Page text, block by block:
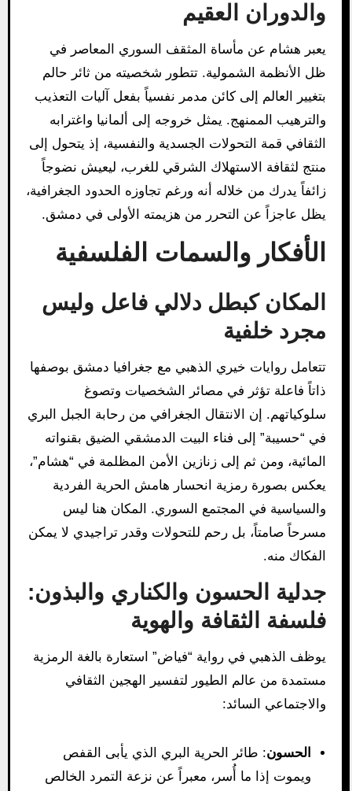
والدوران العقيم
يعبر هشام عن مأساة المثقف السوري المعاصر في
ظل الأنظمة الشمولية. تتطور شخصيته من ثائر حالم
بتغيير العالم إلى كائن مدمر نفسياً بفعل آليات التعذيب
والترهيب الممنهج. يمثل خروجه إلى ألمانيا واغترابه
الثقافي قمة التحولات الجسدية والنفسية، إذ يتحول إلى
منتج لثقافة الاستهلاك الشرقي للغرب، ليعيش نضوجاً
زائفاً يدرك من خلاله أنه ورغم تجاوزه الحدود الجغرافية،
يظل عاجزاً عن التحرر من هزيمته الأولى في دمشق.
الأفكار والسمات الفلسفية
المكان كبطل دلالي فاعل وليس
مجرد خلفية
تتعامل روايات خيري الذهبي مع جغرافيا دمشق بوصفها
ذاتاً فاعلة تؤثر في مصائر الشخصيات وتصوغ
سلوكياتهم. إن الانتقال الجغرافي من رحابة الجبل البري
في “حسيبة” إلى فناء البيت الدمشقي الضيق بقنواته
المائية، ومن ثم إلى زنازين الأمن المظلمة في “هشام”،
يعكس بصورة رمزية انحسار هامش الحرية الفردية
والسياسية في المجتمع السوري. المكان هنا ليس
مسرحاً صامتاً، بل رحم للتحولات وقدر تراجيدي لا يمكن
الفكاك منه.
جدلية الحسون والكناري والبذون:
فلسفة الثقافة والهوية
يوظف الذهبي في رواية “فياض” استعارة بالغة الرمزية
مستمدة من عالم الطيور لتفسير الهجين الثقافي
والاجتماعي السائد:
الحسون: طائر الحرية البري الذي يأبى القفص
ويموت إذا ما أُسر، معبراً عن نزعة التمرد الخالص